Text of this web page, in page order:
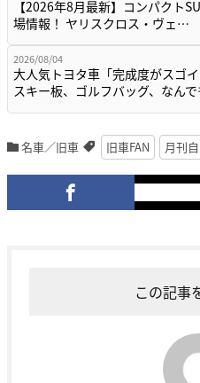
【2026年8月最新】コンパクト
場情報！ ヤリスクロス・ヴェ…
2026/08/04
大人気トヨタ車「完成度がスゴ
スキー板、ゴルフバッグ、なん
名車／旧車 旧車FAN 月刊
この記事